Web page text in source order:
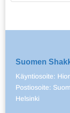
Suomen
Käyntiosoite:
Postiosoite:
Helsinki